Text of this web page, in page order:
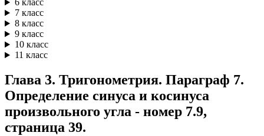
6 класс
7 класс
8 класс
9 класс
10 класс
11 класс
Глава 3. Тригонометрия. Параграф 7.
Определение синуса и косинуса
произвольного угла - номер 7.9,
страница 39.